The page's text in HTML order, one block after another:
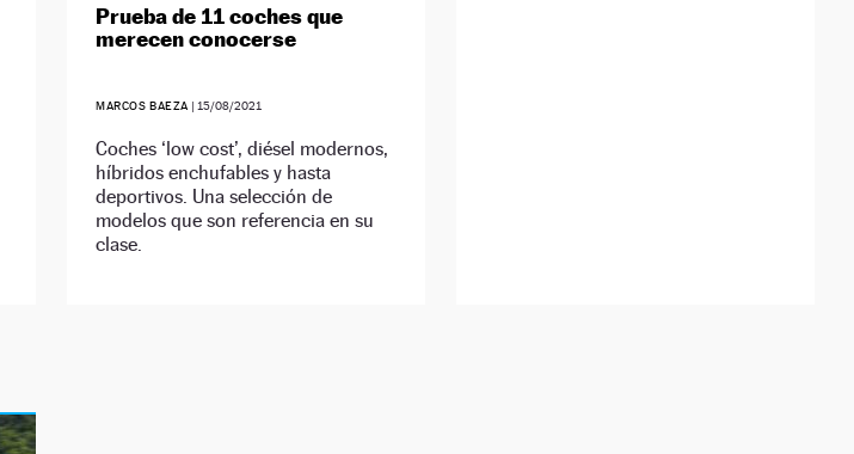
Prueba de 11 coches que
merecen conocerse
MARCOS BAEZA | 15/08/2021
Coches ‘low cost’, diésel modernos,
híbridos enchufables y hasta
deportivos. Una selección de
modelos que son referencia en su
clase.